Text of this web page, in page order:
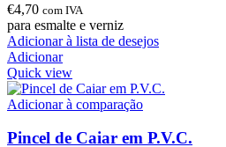
€4,70 com IVA
para esmalte e verniz
Adicionar à lista de desejos
Adicionar
Quick view
Adicionar à comparação
Pincel de Caiar em P.V.C.